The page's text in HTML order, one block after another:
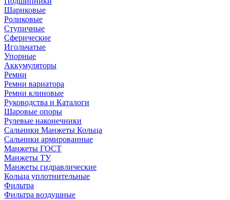
Шариковые
Роликовые
Ступичные
Сферические
Игольчатые
Упорные
Аккумуляторы
Ремни
Ремни вариатора
Ремни клиновые
Руководства и Каталоги
Шаровые опоры
Рулевые наконечники
Сальники Манжеты Кольца
Сальники армированные
Манжеты ГОСТ
Манжеты ТУ
Манжеты гидравлические
Кольца уплотнительные
Фильтра
Фильтра воздушные